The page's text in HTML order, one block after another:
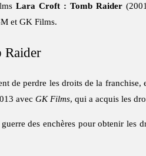
Lara Croft : Tomb Raider
et GK Films.
Raider
de perdre les droits de la franchise,
avec GK Films, qui a acquis les
des enchères pour obtenir les